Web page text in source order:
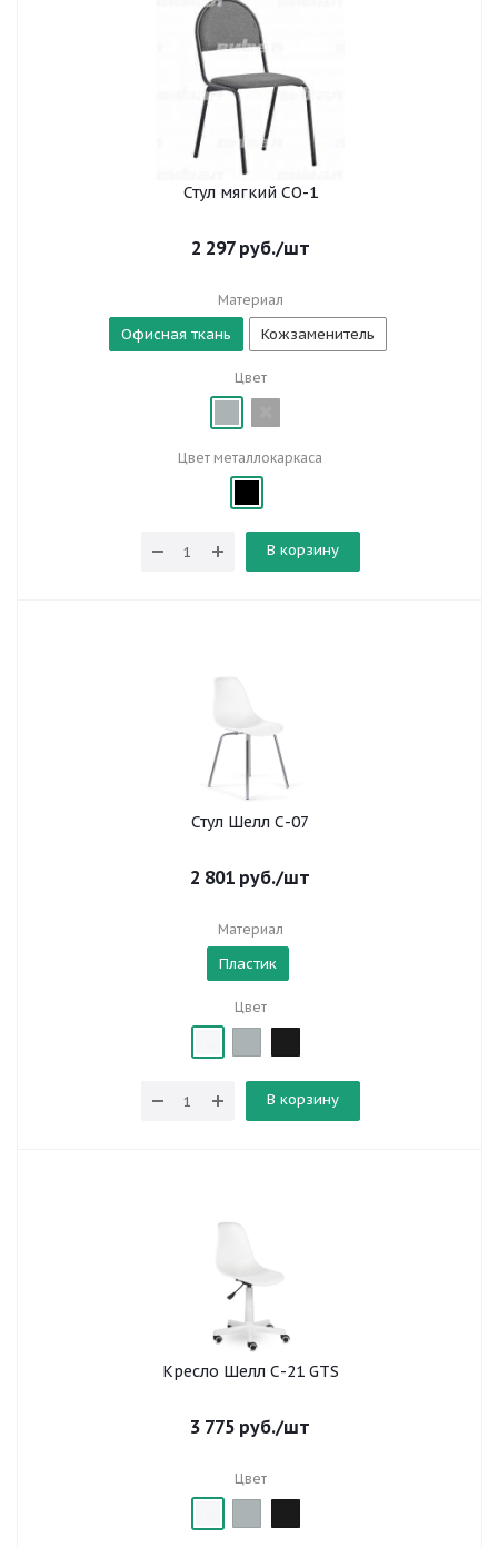
Стул мягкий СО-1
2 297руб./шт
Материал
Офисная ткань Кожзаменитель
Цвет
Цвет металлокаркаса
В корзину
Стул Шелл С-07
2 801 руб./шт
Материал
Пластик
Цвет
В корзину
Кресло Шелл С-21 GTS
3 775 руб./шт
Цвет